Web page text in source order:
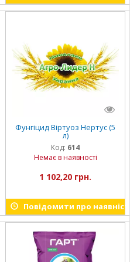
Фунгіцид Віртуоз Нертус (5
л)
Код: 614
Немає в наявності
1 102,20 грн.
Повідомити про